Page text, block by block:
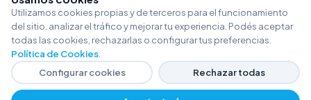
Utilizamos cookies propias y de terceros para el funcionamiento
del sitio, analizar el tráfico y mejorar tu experiencia. Podés aceptar
todas las cookies, rechazarlas o configurar tus preferencias.
Política de Cookies
Configurar cookies
Rechazar todas